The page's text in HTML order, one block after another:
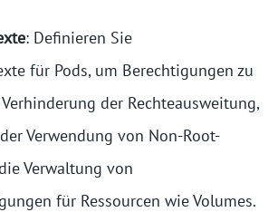
: Definieren Sie
für Pods, um Berechtigungen zu
der Rechteausweitung,
Verwendung von Non-Root-
Verwaltung von
für Ressourcen wie Volumes.